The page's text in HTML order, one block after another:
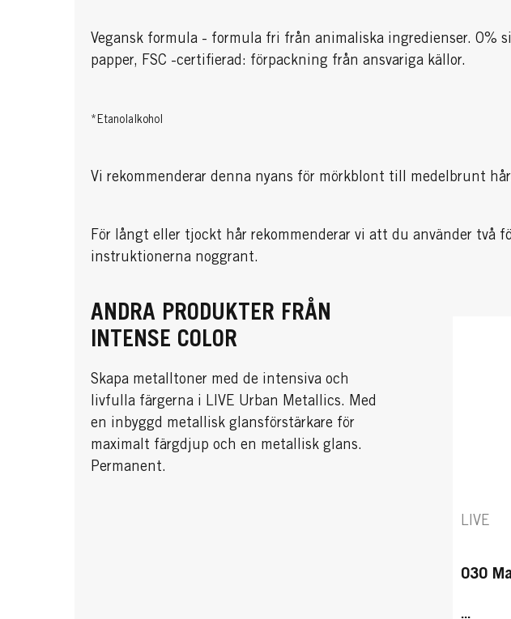
Vegansk formula - formula fri från animaliska ingredienser.
papper, FSC -certifierad: förpackning från ansvariga källor.
*Etanolalkohol
Vi rekommenderar denna nyans för mörkblont till medelbrunt
För långt eller tjockt hår rekommenderar vi att du använder
instruktionerna noggrant.
ANDRA PRODUKTER FRÅN
INTENSE COLOR
Skapa metalltoner med de intensiva och
livfulla färgerna i LIVE Urban Metallics. Med
en inbyggd metallisk glansförstärkare för
maximalt färgdjup och en metallisk glans.
Permanent.
LIVE
030
...